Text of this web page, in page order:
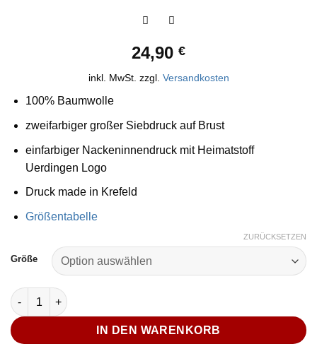
24,90 €
inkl. MwSt. zzgl. Versandkosten
100% Baumwolle
zweifarbiger großer Siebdruck auf Brust
einfarbiger Nackeninnendruck mit Heimatstoff
Uerdingen Logo
Druck made in Krefeld
Größentabelle
Größe
ZURÜCKSETZEN
T-Shirt "Rheinstadt x Heimatliebe" V2 - Weiß Unisex Menge
IN DEN WARENKORB